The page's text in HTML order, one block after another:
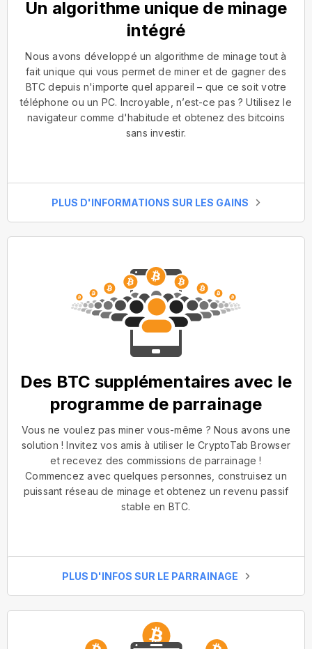
Un algorithme unique de minage
intégré
Nous avons développé un algorithme de minage tout à
fait unique qui vous permet de miner et de gagner des
BTC depuis n'importe quel appareil – que ce soit votre
téléphone ou un PC. Incroyable, n’est-ce pas ? Utilisez le
navigateur comme d'habitude et obtenez des bitcoins
sans investir.
PLUS D'INFORMATIONS SUR LES GAINS
Des BTC supplémentaires avec le
programme de parrainage
Vous ne voulez pas miner vous-même ? Nous avons une
solution ! Invitez vos amis à utiliser le CryptoTab Browser
et recevez des commissions de parrainage !
Commencez avec quelques personnes, construisez un
puissant réseau de minage et obtenez un revenu passif
stable en BTC.
PLUS D'INFOS SUR LE PARRAINAGE